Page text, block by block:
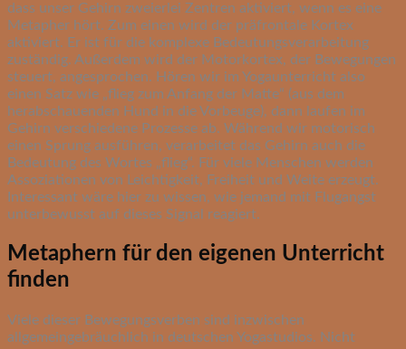
dass unser Gehirn zweierlei Zentren aktiviert, wenn es eine
Metapher hört. Zum einen wird der präfrontale Kortex
aktiviert. Er ist für die komplexe Bedeutungsverarbeitung
zuständig. Außerdem wird der Motorkortex, der Bewegungen
steuert, angesprochen. Hören wir im Yogaunterricht also
einen Satz wie „flieg zum Anfang der Matte“ (aus dem
herabschauenden Hund in die Vorbeuge), dann laufen im
Gehirn verschiedene Prozesse ab. Während wir motorisch
einen Sprung ausführen, verarbeitet das Gehirn auch die
Bedeutung des Wortes „flieg“. Für viele Menschen werden
Assoziationen von Leichtigkeit, Freiheit und Weite erzeugt.
Interessant wäre hier zu wissen, wie jemand mit Flugangst
unterbewusst auf dieses Signal reagiert.
Metaphern für den eigenen Unterricht
finden
Viele dieser Bewegungsverben sind inzwischen
allgemeingebräuchlich in deutschen Yogastudios. Nicht